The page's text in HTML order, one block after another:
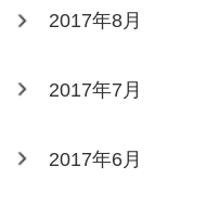
2017年8月
2017年7月
2017年6月